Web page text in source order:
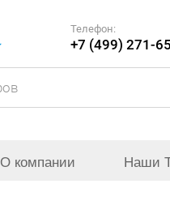
Телефон:
+7 (499) 271-
О компании Наши